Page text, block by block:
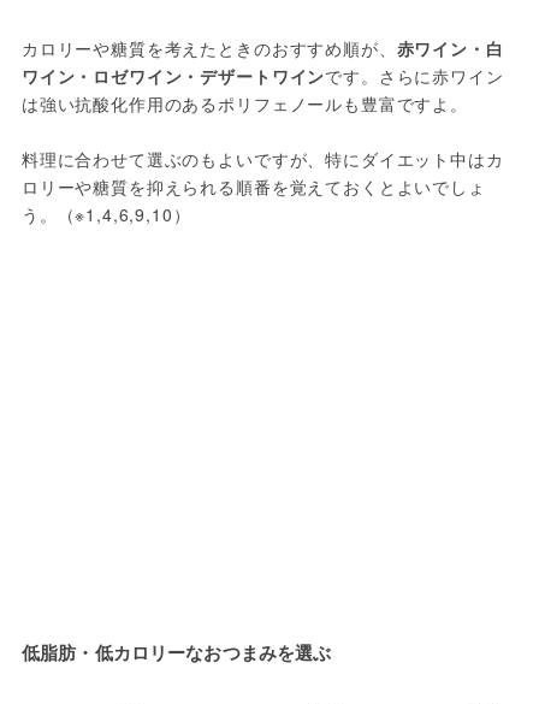
カロリーや糖質を考えたときのおすすめ順が、 赤ワイン・白
ワイン・ロゼワイン・デザートワインです。さらに赤ワイン
は強い抗酸化作用のあるポリフェノールも豊富ですよ。
料理に合わせて選ぶのもよいですが、特にダイエット中はカ
ロリーや糖質を抑えられる順番を覚えておくとよいでしょ
う。（※1,4,6,9,10）
低脂肪・低カロリーなおつまみを選ぶ